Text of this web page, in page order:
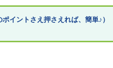
ントさえ押さえれば、簡単♪）